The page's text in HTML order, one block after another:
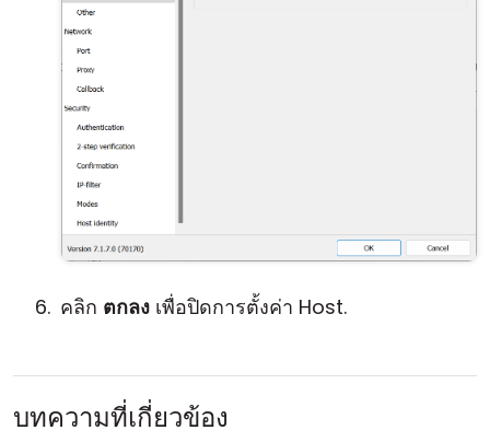
คลิก ตกลง เพื่อปิดการตั้งค่า Host.
บทความที่เกี่ยวข้อง